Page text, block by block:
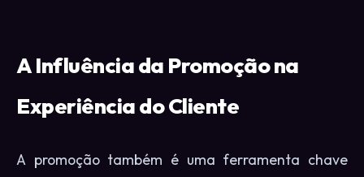
A Influência da Promoção na
Experiência do Cliente
A promoção também é uma ferramenta chave